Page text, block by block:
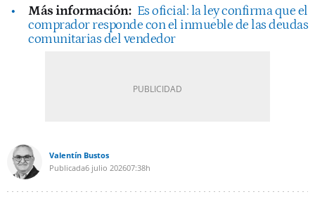
Más información: Es oficial: la ley confirma que el
comprador responde con el inmueble de las deudas
comunitarias del vendedor
Valentín Bustos
Publicada6 julio 202607:38h